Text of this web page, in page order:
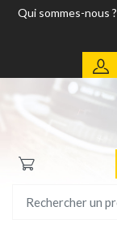
Qui sommes-nous ?